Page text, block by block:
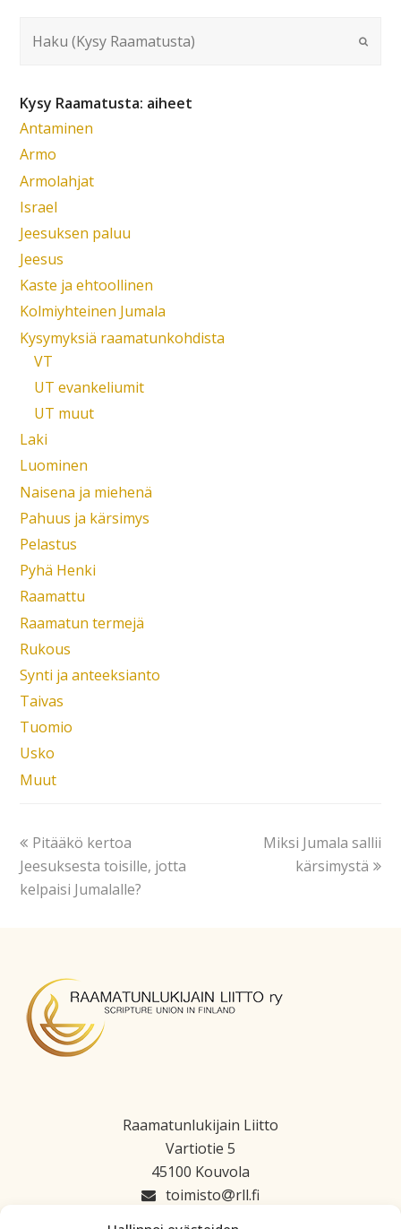
Kysy Raamatusta: aiheet
Antaminen
Armo
Armolahjat
Israel
Jeesuksen paluu
Jeesus
Kaste ja ehtoollinen
Kolmiyhteinen Jumala
Kysymyksiä raamatunkohdista
VT
UT evankeliumit
UT muut
Laki
Luominen
Naisena ja miehenä
Pahuus ja kärsimys
Pelastus
Pyhä Henki
Raamattu
Raamatun termejä
Rukous
Synti ja anteeksianto
Taivas
Tuomio
Usko
Muut
Pitääkö kertoa
Jeesuksesta toisille, jotta
kelpaisi Jumalalle?
Miksi Jumala sallii
kärsimystä
Raamatunlukijain Liitto
Vartiotie 5
45100 Kouvola
toimisto
rll.fi